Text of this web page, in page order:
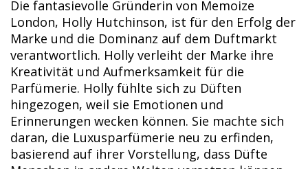
Die fantasievolle Gründerin von Memoize
London, Holly Hutchinson, ist für den Erfolg der
Marke und die Dominanz auf dem Duftmarkt
verantwortlich. Holly verleiht der Marke ihre
Kreativität und Aufmerksamkeit für die
Parfümerie. Holly fühlte sich zu Düften
hingezogen, weil sie Emotionen und
Erinnerungen wecken können. Sie machte sich
daran, die Luxusparfümerie neu zu erfinden,
basierend auf ihrer Vorstellung, dass Düfte